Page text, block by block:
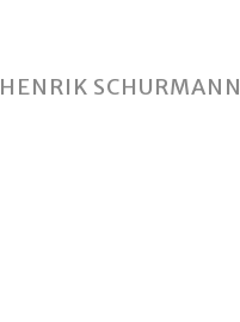
HENRIK SCHURMANN